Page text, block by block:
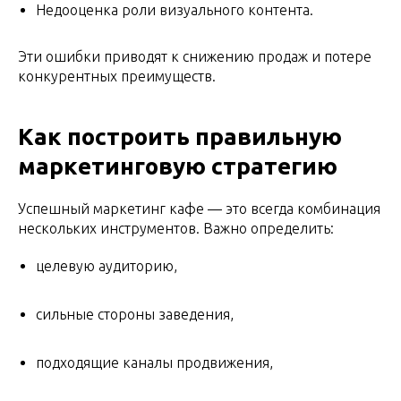
Недооценка роли визуального контента.
Эти ошибки приводят к снижению продаж и потере
конкурентных преимуществ.
Как построить правильную
маркетинговую стратегию
Успешный маркетинг кафе — это всегда комбинация
нескольких инструментов. Важно определить:
целевую аудиторию,
сильные стороны заведения,
подходящие каналы продвижения,